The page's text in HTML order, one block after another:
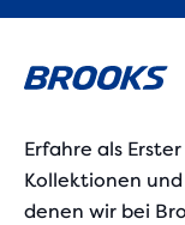
Erfahre als
Kollektionen
denen wir bei